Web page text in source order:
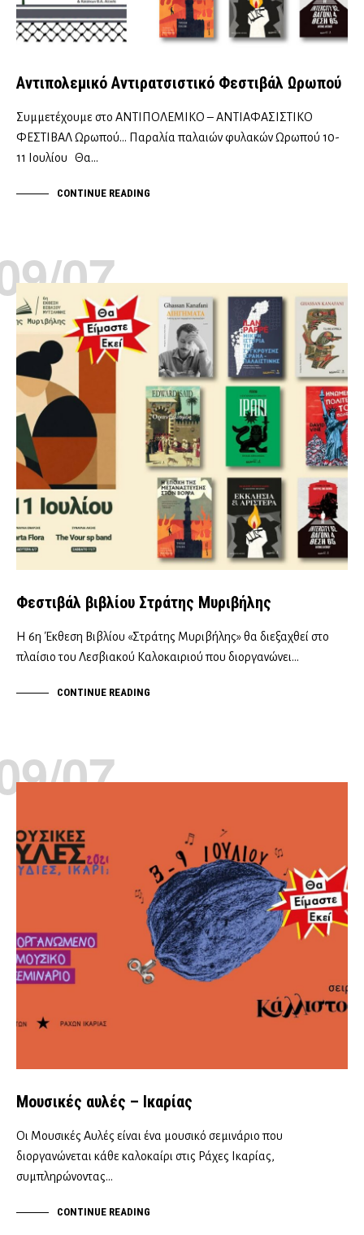
Αντιπολεμικό Αντιρατσιστικό Φεστιβάλ Ωρωπού
Συμμετέχουμε στο ΑΝΤΙΠΟΛΕΜΙΚΟ – ΑΝΤΙΑΦΑΣΙΣΤΙΚΟ
ΦΕΣΤΙΒΑΛ Ωρωπού… Παραλία παλαιών φυλακών Ωρωπού 10-
11 Ιουλίου Θα…
CONTINUE READING
07
Φεστιβάλ βιβλίου Στράτης Μυριβήλης
Η 6η Έκθεση Βιβλίου «Στράτης Μυριβήλης» θα διεξαχθεί στο
πλαίσιο του Λεσβιακού Καλοκαιριού που διοργανώνει…
CONTINUE READING
07
Μουσικές αυλές – Ικαρίας
Οι Μουσικές Αυλές είναι ένα μουσικό σεμινάριο που
διοργανώνεται κάθε καλοκαίρι στις Ράχες Ικαρίας,
συμπληρώνοντας…
CONTINUE READING